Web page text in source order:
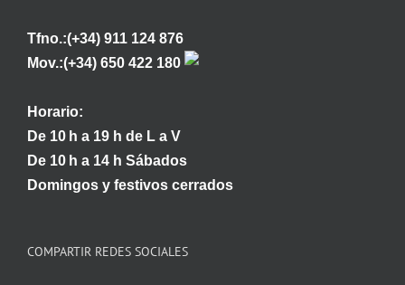
Tfno.:(+34) 911 124 876
Mov.:(+34) 650 422 180
Horario:
De 10 h a 19 h de L a V
De 10 h a 14 h Sábados
Domingos y festivos cerrados
COMPARTIR REDES SOCIALES